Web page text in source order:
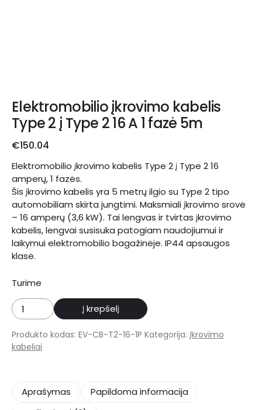
Elektromobilio įkrovimo kabelis
Type 2 į Type 2 16 A 1 fazė 5m
€150.04
Elektromobilio įkrovimo kabelis Type 2 į Type 2 16
amperų, 1 fazės.
Šis įkrovimo kabelis yra 5 metrų ilgio su Type 2 tipo
automobiliam skirta jungtimi. Maksmiali įkrovimo srovė
– 16 amperų (3,6 kW). Tai lengvas ir tvirtas įkrovimo
kabelis, lengvai susisuka patogiam naudojiumui ir
laikymui elektromobilio bagažinėje. IP44 apsaugos
klasė.
Turime
produkto
kiekis:
Elektromobilio
įkrovimo
Į krepšelį
Produkto kodas: EV-CB-T2-16-1P Kategorija: Įkrovimo
kabeliai
Aprašymas
Papildoma informacija